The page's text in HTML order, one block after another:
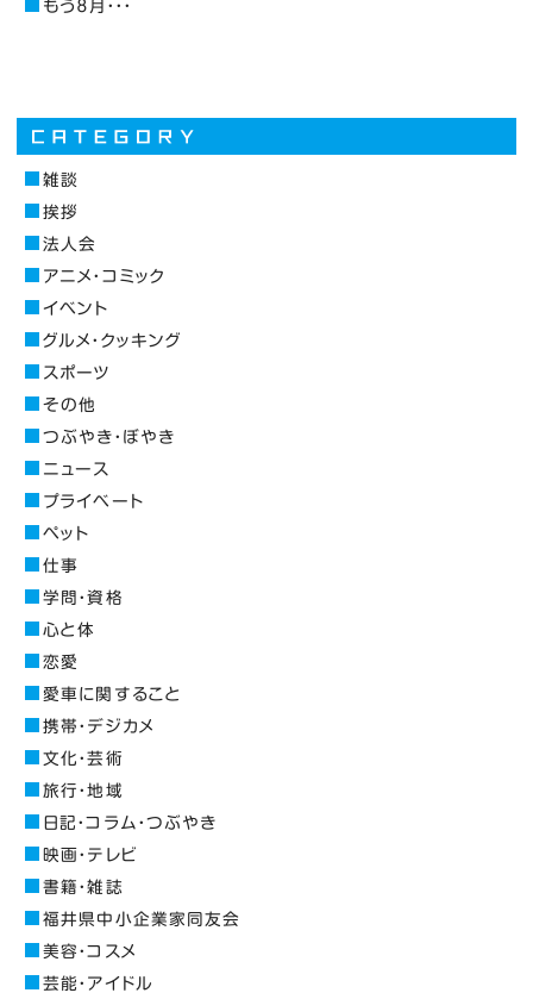
もう８月・・・
雑談
挨拶
法人会
アニメ・コミック
イベント
グルメ・クッキング
スポーツ
その他
つぶやき・ぼやき
ニュース
プライベート
ペット
仕事
学問・資格
心と体
恋愛
愛車に関すること
携帯・デジカメ
文化・芸術
旅行・地域
日記・コラム・つぶやき
映画・テレビ
書籍・雑誌
福井県中小企業家同友会
美容・コスメ
芸能・アイドル